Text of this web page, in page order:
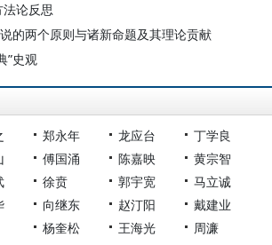
论反思
的两个原则与诸新命题及其理论贡献
”史观
郑永年 龙应台
丁学良
傅国涌 陈嘉映
黄宗智
徐贲 郭宇宽
马立诚
向继东 赵汀阳
戴建业
杨奎松 王海光
周濂